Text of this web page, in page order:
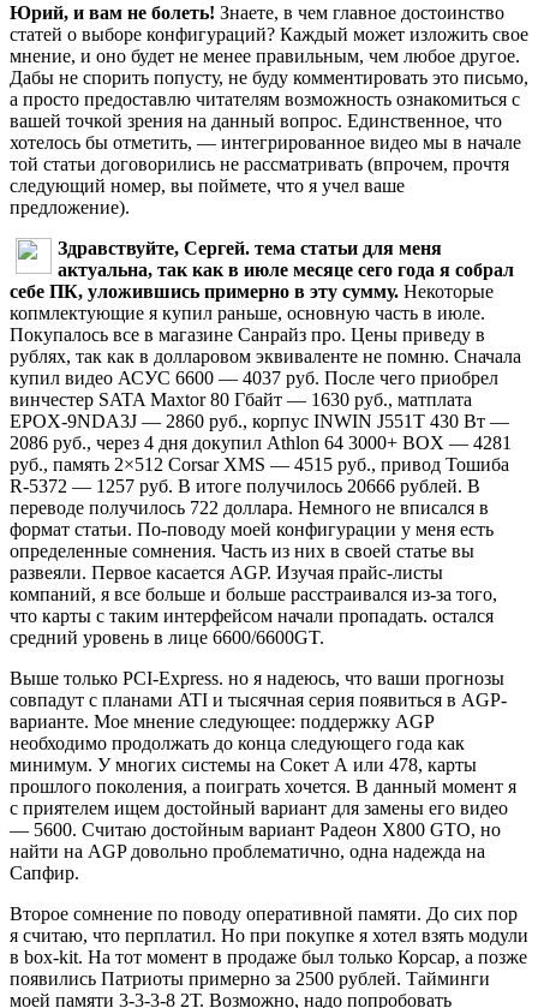
Юрий, и вам не болеть! Знаете, в чем главное достоинство
статей о выборе конфигураций? Каждый может изложить свое
мнение, и оно будет не менее правильным, чем любое другое.
Дабы не спорить попусту, не буду комментировать это письмо,
а просто предоставлю читателям возможность ознакомиться с
вашей точкой зрения на данный вопрос. Единственное, что
хотелось бы отметить, — интегрированное видео мы в начале
той статьи договорились не рассматривать (впрочем, прочтя
следующий номер, вы поймете, что я учел ваше
предложение).
Здравствуйте, Сергей. тема статьи для меня
актуальна, так как в июле месяце сего года я собрал
себе ПК, уложившись примерно в эту сумму. Некоторые
копмлектующие я купил раньше, основную часть в июле.
Покупалось все в магазине Санрайз про. Цены приведу в
рублях, так как в долларовом эквиваленте не помню. Сначала
купил видео АСУС 6600 — 4037 руб. После чего приобрел
винчестер SATA Maxtor 80 Гбайт — 1630 руб., матплата
EPOX-9NDA3J — 2860 руб., корпус INWIN J551T 430 Вт —
2086 руб., через 4 дня докупил Athlon 64 3000+ BOX — 4281
руб., память 2×512 Corsar XMS — 4515 руб., привод Тошиба
R-5372 — 1257 руб. В итоге получилось 20666 рублей. В
переводе получилось 722 доллара. Немного не вписался в
формат статьи. По-поводу моей конфигурации у меня есть
определенные сомнения. Часть из них в своей статье вы
развеяли. Первое касается AGP. Изучая прайс-листы
компаний, я все больше и больше расстраивался из-за того,
что карты с таким интерфейсом начали пропадать. остался
средний уровень в лице 6600/6600GT.
Выше только PCI-Express. но я надеюсь, что ваши прогнозы
совпадут с планами ATI и тысячная серия появиться в AGP-
варианте. Мое мнение следующее: поддержку AGP
необходимо продолжать до конца следующего года как
минимум. У многих системы на Сокет А или 478, карты
прошлого поколения, а поиграть хочется. В данный момент я
с приятелем ищем достойный вариант для замены его видео
— 5600. Считаю достойным вариант Радеон X800 GTO, но
найти на AGP довольно проблематично, одна надежда на
Сапфир.
Второе сомнение по поводу оперативной памяти. До сих пор
я считаю, что перплатил. Но при покупке я хотел взять модули
в box-kit. На тот момент в продаже был только Корсар, а позже
появились Патриоты примерно за 2500 рублей. Тайминги
моей памяти 3-3-3-8 2Т. Возможно, надо попробовать